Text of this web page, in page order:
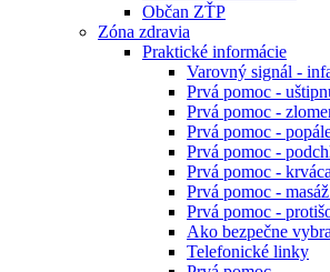
Občan ZŤP
Zóna zdravia
Praktické informácie
Varovný signál -
Prvá pomoc -
Prvá pomoc -
Prvá pomoc -
Prvá pomoc -
Prvá pomoc -
Prvá pomoc -
Prvá pomoc -
Ako bezpečne
Telefonické linky